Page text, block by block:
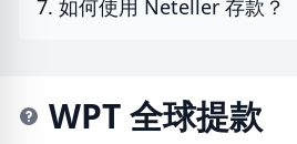
7. 如何使用 Neteller 存款？
WPT 全球提款